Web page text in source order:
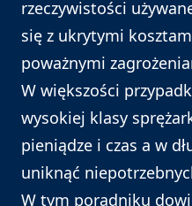
rzeczywistości
się z ukrytymi
poważnymi
W większości
wysokiej klasy
pieniądze i czas a w
uniknąć
W tym poradniku